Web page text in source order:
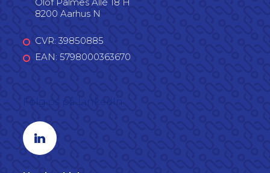
8200 Aarhus N
CVR: 39850885
EAN: 5798000363670
Linkedin profil